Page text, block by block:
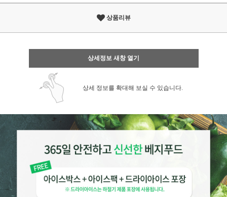
상품리뷰
상세정보 새창 열기
상세 정보를 확대해 보실 수 있습니다.